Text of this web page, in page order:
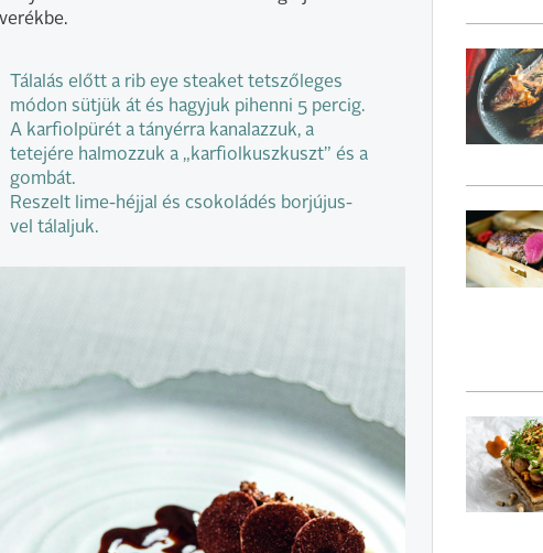
Tálalás előtt a rib eye steaket tetszőleges
módon sütjük át és hagyjuk pihenni 5 percig.
A karfiolpürét a tányérra kanalazzuk, a
tetejére halmozzuk a „karfiolkuszkuszt” és a
gombát.
Reszelt lime-héjjal és csokoládés borjújus-
vel tálaljuk.